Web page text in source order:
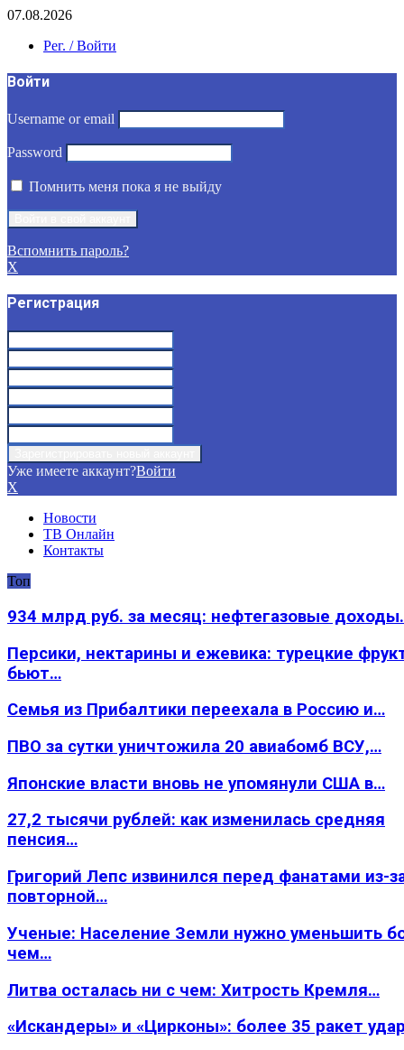
07.08.2026
Рег. / Войти
Войти
Username or email
Password
Помнить меня пока я не выйду
Вспомнить пароль?
X
Регистрация
Уже имеете аккаунт?Войти
X
Новости
ТВ Онлайн
Контакты
Топ
934 млрд руб. за месяц: нефтегазовые
Персики, нектарины и ежевика: турецкие
бьют…
Семья из Прибалтики переехала в Россию и…
ПВО за сутки уничтожила 20 авиабомб ВСУ,…
Японские власти вновь не упомянули США в…
27,2 тысячи рублей: как изменилась средняя
пенсия…
Григорий Лепс извинился перед фанатами из-
повторной…
Ученые: Население Земли нужно уменьшить
чем…
Литва осталась ни с чем: Хитрость Кремля…
«Искандеры» и «Цирконы»: более 35 ракет